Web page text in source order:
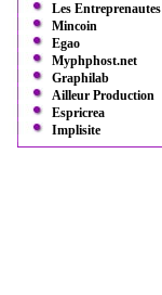
Les Entreprenautes
Mincoin
Egao
Myphphost.net
Graphilab
Ailleur Production
Espricrea
Implisite